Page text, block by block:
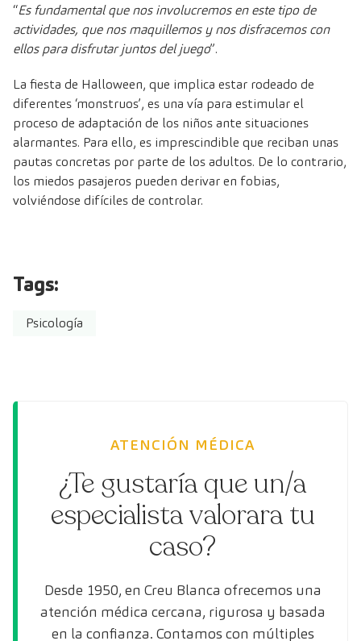
“Es fundamental que nos involucremos en este tipo de
actividades, que nos maquillemos y nos disfracemos con
ellos para disfrutar juntos del juego”.
La fiesta de Halloween, que implica estar rodeado de
diferentes ‘monstruos’, es una vía para estimular el
proceso de adaptación de los niños ante situaciones
alarmantes. Para ello, es imprescindible que reciban unas
pautas concretas por parte de los adultos. De lo contrario,
los miedos pasajeros pueden derivar en fobias,
volviéndose difíciles de controlar.
Tags:
Psicología
ATENCIÓN MÉDICA
¿Te gustaría que un/a
especialista valorara tu
caso?
Desde 1950, en Creu Blanca ofrecemos una
atención médica cercana, rigurosa y basada
en la confianza. Contamos con múltiples